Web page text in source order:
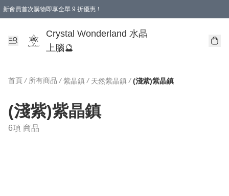
新會員首次購物即享全單 9 折優惠！
Crystal Wonderland 水晶
上腦🔮
首頁 / 所有商品 / 紫晶鎮 / 天然紫晶鎮 / (淺紫)紫晶鎮
(淺紫)紫晶鎮
6項 商品